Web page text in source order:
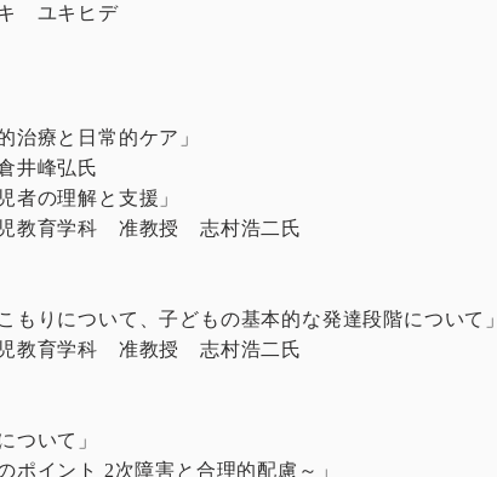
ユキヒデ
療と日常的ケア」
峰弘氏
の理解と支援」
教育学科 准教授 志村浩二氏
りについて、子どもの基本的な発達段階について」
教育学科 准教授 志村浩二氏
ついて」
イント 2次障害と合理的配慮～」